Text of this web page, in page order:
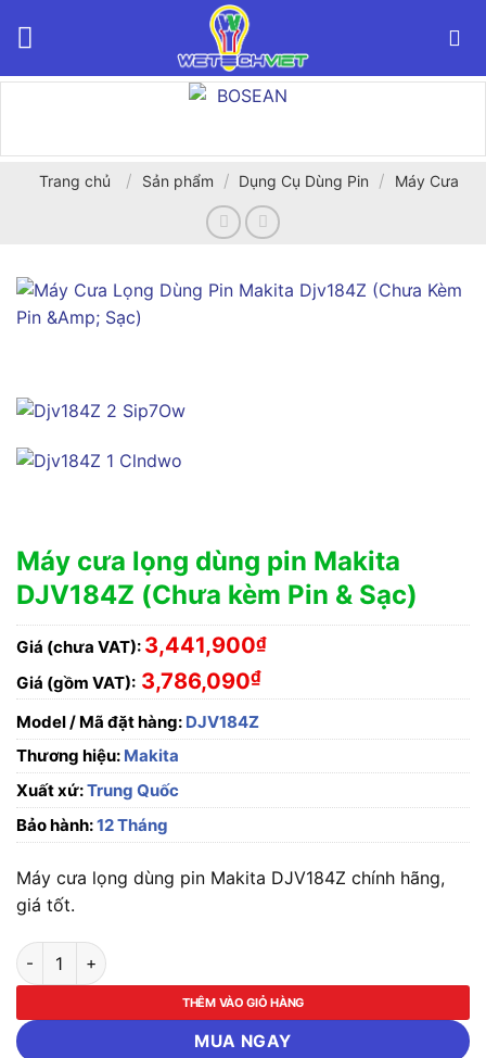
Trang chủ / Sản phẩm / Dụng Cụ Dùng Pin / Máy Cưa
Máy cưa lọng dùng pin Makita
DJV184Z (Chưa kèm Pin & Sạc)
Giá (chưa VAT): 3,441,900₫
Giá (gồm VAT): 3,786,090₫
Model / Mã đặt hàng: DJV184Z
Thương hiệu: Makita
Xuất xứ:Trung Quốc
Bảo hành:12 Tháng
Máy cưa lọng dùng pin Makita DJV184Z chính hãng,
giá tốt.
Máy cưa lọng dùng pin Makita DJV184Z (Chưa kèm Pin & Sạc)
THÊM VÀO GIỎ HÀNG
MUA NGAY